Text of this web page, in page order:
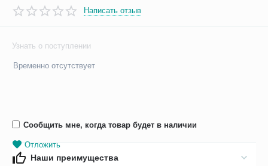
Написать отзыв
Узнать о поступлении
Временно отсутствует
Сообщить мне, когда товар будет в наличии
Отложить
Наши преимущества